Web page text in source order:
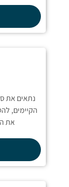
נתאים את
הקיימים,
את